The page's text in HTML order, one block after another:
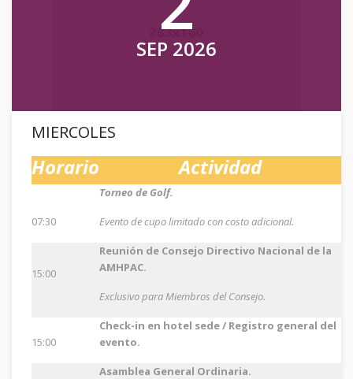
SEP 2026
MIERCOLES
Horario Actividad
07:30
Torneo de Golf.
Evento de cupo limitado con costo adicional.
15:00
Reunión de Consejo Directivo Nacional de la
AMHPAC.
Exclusivo para Miembros del Consejo.
15:00
Check-in en hotel sede / Registro general del
evento.
Asamblea General Ordinaria.